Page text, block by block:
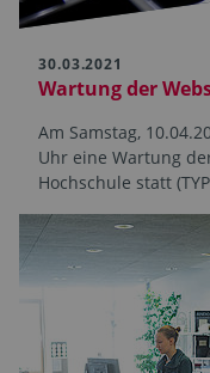
30.03.2021
Wartung der
Am Samstag,
Uhr eine Wartung
Hochschule statt